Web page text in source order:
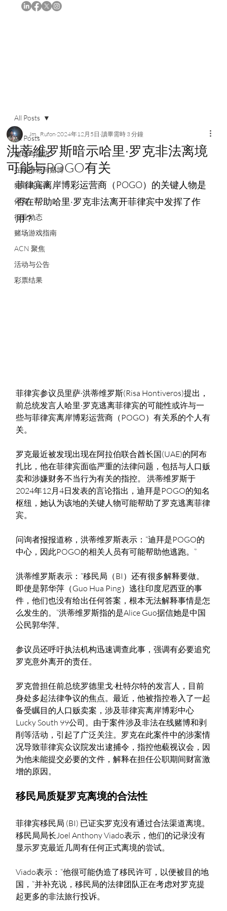
All Posts
赌场与酒店
在线博彩与赌博
犯罪与法律
体育
行业动态
赌场游戏指南
ACN 聚焦
活动与公告
彩票结果
All Posts
洪蒂维罗斯暗示哈里·罗克非法离境
可能与POGO有关
Jm_ Rufon 2024年12月5日 讀畢需時 3 分鐘
菲律宾离岸博彩运营商（POGO）的关键人物是
否在帮助哈里·罗克非法离开菲律宾中发挥了作
用？
菲律宾参议员里萨·洪蒂维罗斯(Risa Hontiveros)提出，
前总统发言人哈里·罗克逃离菲律宾的可能性或许与一
些与菲律宾离岸博彩运营商（POGO）有关系的个人有
关。
罗克最近被发现出现在阿拉伯联合酋长国(UAE)的阿布
扎比​​，他在菲律宾面临严重的法律问题，包括与人口贩
卖和涉嫌财务不当行为有关的指控。 洪蒂维罗斯于
2024年12月4日发表的言论指出，迪拜是POGO的知名
枢纽，她认为该地的关键人物可能帮助了罗克逃离菲律
宾。
问询者报报道称，洪蒂维罗斯表示：“迪拜是POGO的
中心，因此POGO的相关人员有可能帮助他逃跑。”
洪蒂维罗斯表示：“移民局（BI）还有很多解释要做。
即使是郭华萍（Guo Hua Ping）逃往印度尼西亚的事
件，他们也没有给出任何答案，根本无法解释事情是怎
么发生的。”洪蒂维罗斯指的是Alice Guo据信她是中国
公民郭华萍。
参议员还呼吁执法机构迅速调查此事，强调有必要追究
罗克意外离开的责任。
罗克曾担任前总统罗德里戈·杜特尔特的发言人，目前
身处多起法律争议的焦点。最近，他被指控卷入了一起
备受瞩目的人口贩卖案，涉及菲律宾离岸博彩中心
Lucky South 99公司。由于案件涉及非法在线赌博和剥
削等活动，引起了广泛关注。罗克在此案件中的涉案情
况导致菲律宾众议院发出逮捕令，指控他藐视议会，因
为他未能提交必要的文件，解释在担任公职期间财富激
增的原因。
移民局质疑罗克离境的合法性
菲律宾移民局 (BI) 已证实罗克没有通过合法渠道离境。
移民局局长Joel Anthony Viado表示，他们的记录没有
显示罗克最近几周有任何正式离境的尝试。
Viado表示：“他很可能伪造了移民许可，以便被目的地
国，”并补充说，移民局的法律团队正在考虑对罗克提
起更多的非法旅行投诉。